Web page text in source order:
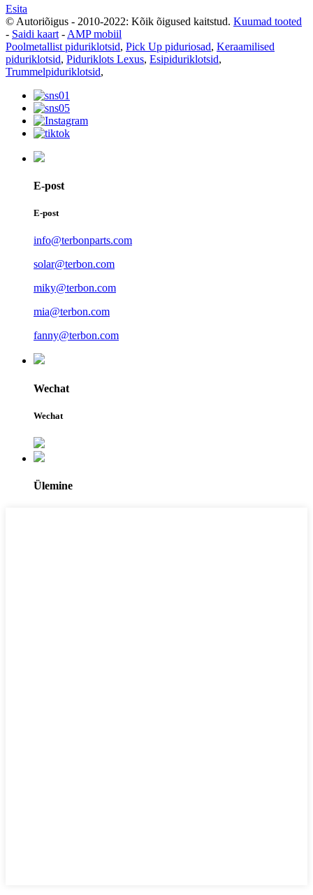
Esita
© Autoriõigus - 2010-2022: Kõik õigused kaitstud. Kuumad tooted
- Saidi kaart - AMP mobiil
Poolmetallist piduriklotsid, Pick Up piduriosad, Keraamilised
piduriklotsid, Piduriklots Lexus, Esipiduriklotsid,
Trummelpiduriklotsid,
E-post
E-post
info@terbonparts.com
solar@terbon.com
miky@terbon.com
mia@terbon.com
fanny@terbon.com
Wechat
Wechat
Ülemine